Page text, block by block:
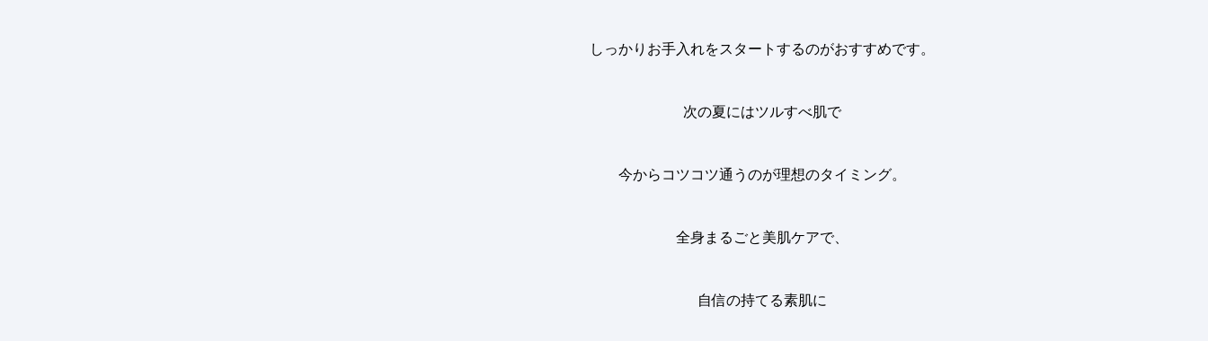
しっかりお手入れをスタートするのがおすすめです。
次の夏にはツルすべ肌で
今からコツコツ通うのが理想のタイミング。
全身まるごと美肌ケアで、
自信の持てる素肌に